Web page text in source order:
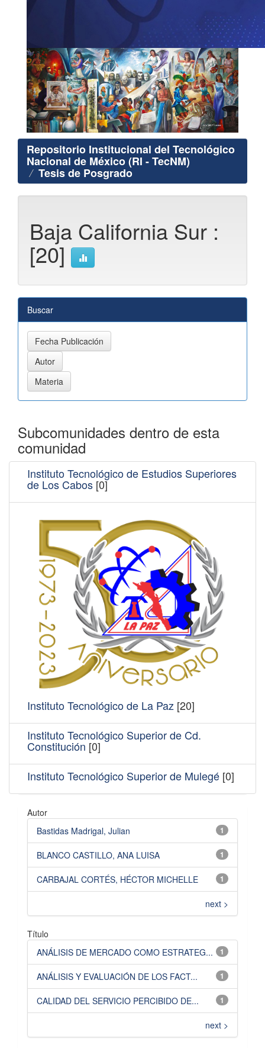
Repositorio Institucional del Tecnológico
Nacional de México (RI - TecNM)
Tesis de Posgrado
Baja California Sur :
[20]
Buscar
Subcomunidades dentro de esta
comunidad
Instituto Tecnológico de Estudios Superiores
de Los Cabos [0]
Instituto Tecnológico de La Paz [20]
Instituto Tecnológico Superior de Cd.
Constitución [0]
Instituto Tecnológico Superior de Mulegé [0]
Autor
1
Bastidas Madrigal, Julian
1
BLANCO CASTILLO, ANA LUISA
1
CARBAJAL CORTÉS, HÉCTOR MICHELLE
next >
Título
1
ANÁLISIS DE MERCADO COMO ESTRATEG...
1
ANÁLISIS Y EVALUACIÓN DE LOS FACT...
1
CALIDAD DEL SERVICIO PERCIBIDO DE...
next >